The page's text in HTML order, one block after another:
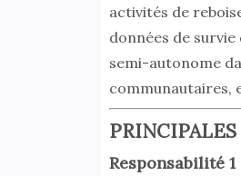
activités de
données de
semi-autonome
communautaires,
Responsabilité